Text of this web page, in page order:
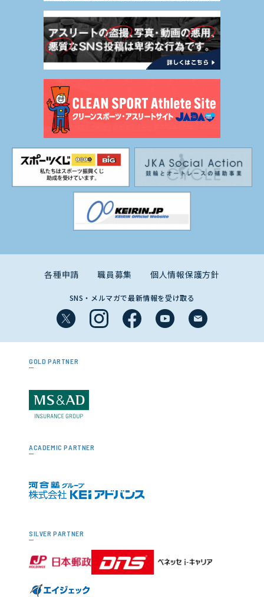
各種申請 職員募集 個人情報保護方針
SNS・メルマガで最新情報を受け取る
GOLD PARTNER
ACADEMIC PARTNER
SILVER PARTNER